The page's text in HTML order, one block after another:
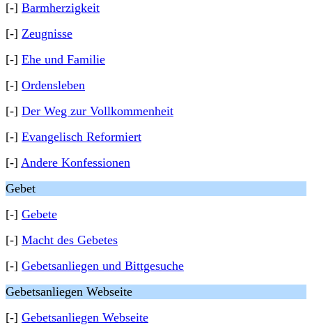
[-] Barmherzigkeit
[-] Zeugnisse
[-] Ehe und Familie
[-] Ordensleben
[-] Der Weg zur Vollkommenheit
[-] Evangelisch Reformiert
[-] Andere Konfessionen
Gebet
[-] Gebete
[-] Macht des Gebetes
[-] Gebetsanliegen und Bittgesuche
Gebetsanliegen Webseite
[-] Gebetsanliegen Webseite